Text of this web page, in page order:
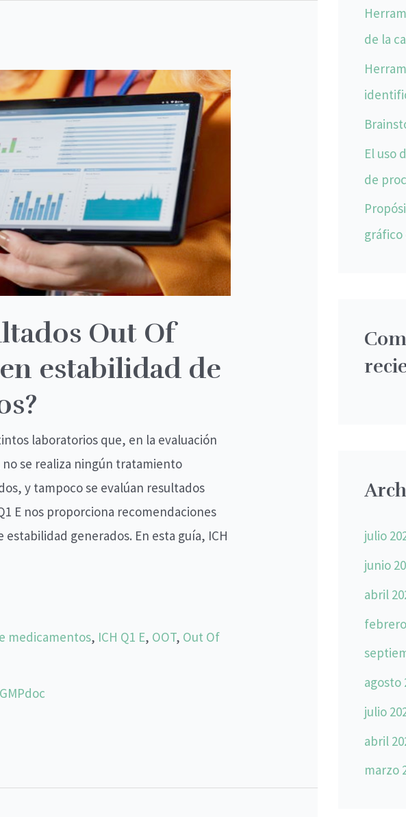
Out Of
estabilidad de
laboratorios que, en la evaluación
se realiza ningún tratamiento
y tampoco se evalúan resultados
E nos proporciona recomendaciones
generados. En esta guía, ICH
medicamentos, ICH Q1 E, OOT, Out Of
p
o
r
:
de la
El uso
de
gráfico
julio
junio
abril
agosto
julio
abril
marzo